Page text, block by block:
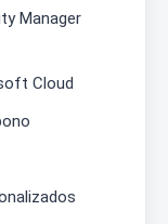
Manager
Cloud